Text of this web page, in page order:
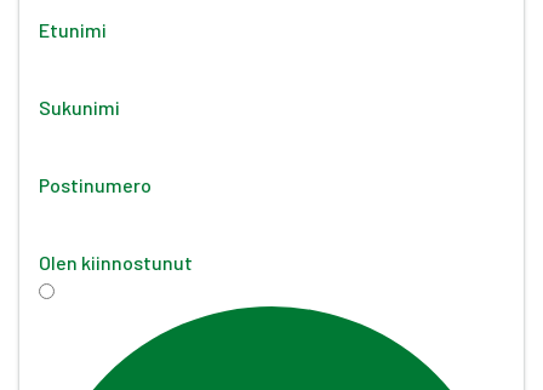
Etunimi
Sukunimi
Postinumero
Olen kiinnostunut